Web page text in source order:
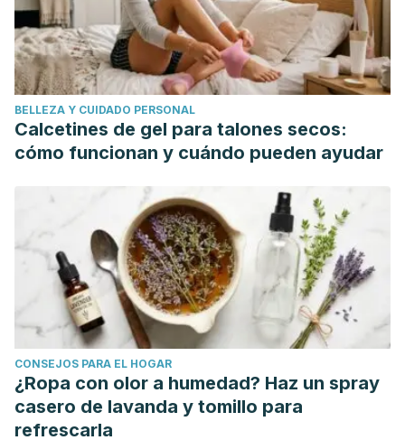
(2012). Chestnut. In Fruit Breeding.
https://doi.org/10.1007/978-1-4419-0763-9_19
Fundación Española de Nutrición. Castañas.
http://www.fen.org.es/mercadoFen/pdfs/castana.pdf
Vázquez, G., Fontenla, E., Santos, J., Freire, M. S.,
González-Álvarez, J., & Antorrena, G. (2008). Antioxidant
shell and eucalyptus (Eucalyptus globulus) bark extracts.
Industrial Crops and Products.
https://doi.org/10.1016/j.indcrop.2008.03.003
NCBI. (2008). Position of the American Dietetic Association:
health implications of dietary fiber.
https://www.ncbi.nlm.nih.gov/pubmed/18953766/
BELLEZA Y CUIDADO PERSONAL
Calcetines de gel para talones secos:
cómo funcionan y cuándo pueden ayudar
CONSEJOS PARA EL HOGAR
¿Ropa con olor a humedad? Haz un spray
casero de lavanda y tomillo para
refrescarla